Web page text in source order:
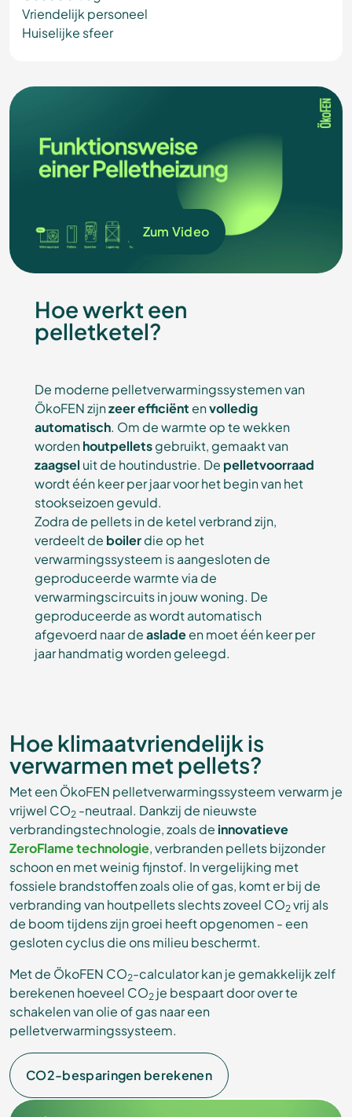
Vriendelijk personeel
Huiselijke sfeer
Zum Video
Hoe werkt een
pelletketel?
De moderne pelletverwarmingssystemen van
ÖkoFEN zijnzeer efficiënt envolledig
automatisch. Om de warmte op te wekken
wordenhoutpelletsgebruikt, gemaakt van
zaagsel uit de houtindustrie. De pelletvoorraad
wordt één keer per jaar voor het begin van het
stookseizoen gevuld.
Zodra de pellets in de ketel verbrand zijn,
verdeelt de boilerdie op het
verwarmingssysteem is aangesloten de
geproduceerde warmte via de
verwarmingscircuits in jouw woning. De
geproduceerde as wordt automatisch
afgevoerd naar deasladeen moet één keer per
jaar handmatig worden geleegd.
Hoe klimaatvriendelijk is
verwarmen met pellets?
Met een ÖkoFEN pelletverwarmingssysteem verwarm je
vrijwel CO2 -neutraal. Dankzij de nieuwste
verbrandingstechnologie, zoals de innovatieve
ZeroFlame technologie, verbranden pellets bijzonder
schoon en met weinig fijnstof. In vergelijking met
fossiele brandstoffen zoals olie of gas, komt er bij de
verbranding van houtpellets slechts zoveel CO2 vrij als
de boom tijdens zijn groei heeft opgenomen - een
gesloten cyclus die ons milieu beschermt.
Met de ÖkoFEN CO2-calculator kan je gemakkelijk zelf
berekenen hoeveel CO2 je bespaart door over te
schakelen van olie of gas naar een
pelletverwarmingssysteem.
CO2-besparingen berekenen